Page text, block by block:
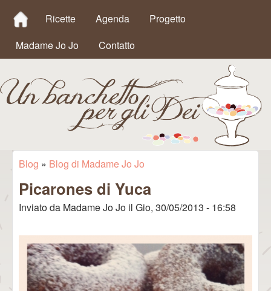
MAIN MENU
Ricette Agenda
Progetto
Madame Jo Jo
Contatto
Un
Banchetto
per gli Dei
Tu sei qui
Blog » Blog di Madame Jo Jo
Picarones di Yuca
Inviato da Madame Jo Jo il Gio, 30/05/2013 - 16:58